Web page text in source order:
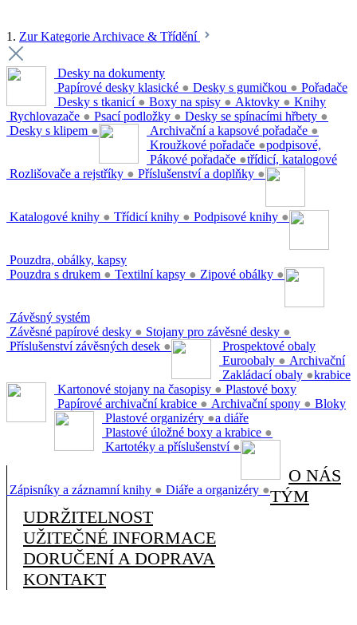
1. Zur Kategorie Archivace & Třídění
Desky na dokumenty
Papírové desky klasické ● Desky s gumičkou ●
Desky s tkanicí ● Boxy na spisy ● Aktovky ●
Rychlovazače ● Psací podložky ● Desky se spínacími hřbety ●
Desky s klipem ●
Pořadače
Archivační a kapsové pořadače ●
Kroužkové pořadače ●
Pákové pořadače ●
Rozlišovače a rejstříky ● Příslušenství a doplňky ●
Knihy
podpisové,
třídicí, katalogové
Katalogové knihy ● Třídicí knihy ● Podpisové knihy ●
Pouzdra, obálky, kapsy
Pouzdra s drukem ● Textilní kapsy ● Zipové obálky ●
Závěsný systém
Závěsné papírové desky ● Stojany pro závěsné desky ●
Příslušenství závěsných desek ●
Prospektové obaly
Euroobaly ●
Zakládací obaly ●
Archivační
krabice
Kartonové stojany na časopisy ●
Papírové archivační krabice ● Archivační spony ●
Plastové boxy
Plastové organizéry ●
Plastové úložné boxy a krabice ●
Kartotéky a příslušenství ●
Bloky
a diáře
Zápisníky a záznamní knihy ● Diáře a organizéry ●
O NÁS
TÝM
UDRŽITELNOST
UŽITEČNÉ INFORMACE
DORUČENÍ A DOPRAVA
KONTAKT